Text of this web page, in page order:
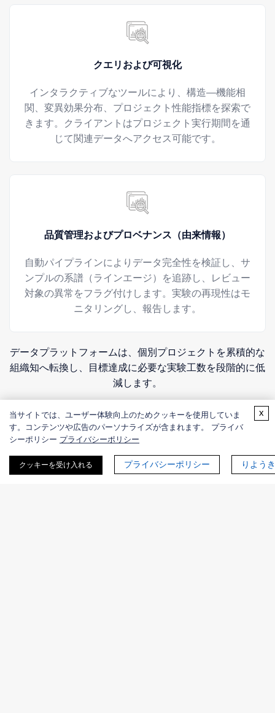
クエリおよび可視化
インタラクティブなツールにより、構造—機能相
関、変異効果分布、プロジェクト性能指標を探索で
きます。クライアントはプロジェクト実行期間を通
じて関連データへアクセス可能です。
品質管理およびプロベナンス（由来情報）
自動パイプラインによりデータ完全性を検証し、サ
ンプルの系譜（ラインエージ）を追跡し、レビュー
対象の異常をフラグ付けします。実験の再現性はモ
ニタリングし、報告します。
データプラットフォームは、個別プロジェクトを累積的な
組織知へ転換し、目標達成に必要な実験工数を段階的に低
減します。
詳細：AI駆動型 酵素データ＆ナレッジ・プラットフォー
ム
当サイトでは、ユーザー体験向上のためクッキーを使用していま
す。コンテンツや広告のパーソナライズが含まれます。 プライバ
シーポリシー プライバシーポリシー
クッキーを受け入れる プライバシーポリシー りよう
x